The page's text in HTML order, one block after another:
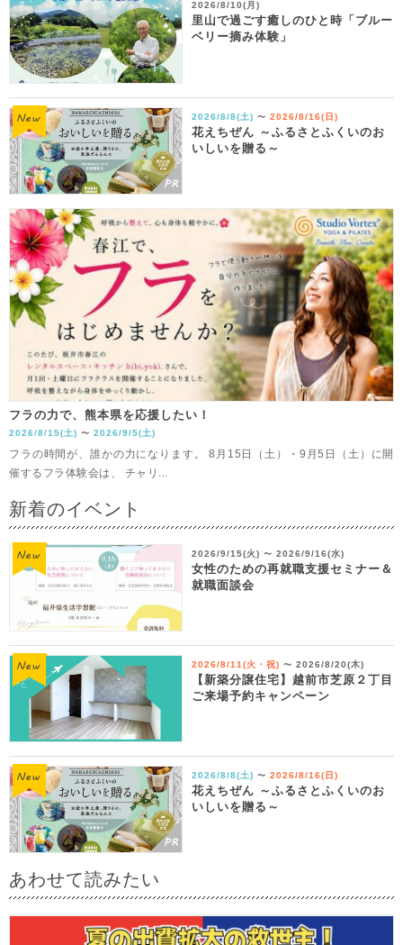
2026/8/10(月)
里山で過ごす癒しのひと時「ブルー
ベリー摘み体験」
2026/8/8(土) 〜 2026/8/16(日)
花えちぜん ～ふるさとふくいのお
いしいを贈る～
フラの力で、熊本県を応援したい！
2026/8/15(土) 〜 2026/9/5(土)
フラの時間が、誰かの力になります。 8月15日（土）・9月5日（土）に開
催するフラ体験会は、 チャリ...
新着のイベント
2026/9/15(火) 〜 2026/9/16(水)
女性のための再就職支援セミナー＆
就職面談会
2026/8/11(火・祝) 〜 2026/8/20(木)
【新築分譲住宅】越前市芝原２丁目
ご来場予約キャンペーン
2026/8/8(土) 〜 2026/8/16(日)
花えちぜん ～ふるさとふくいのお
いしいを贈る～
あわせて読みたい